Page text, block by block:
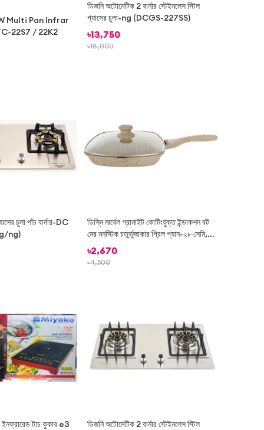
Multi Pan Infrar
22S7 / 22K2
ডিজনি অটোমেটিক 2 বার্নার স্টেইনলেস স্টিল
গ্যাসের চুলা-ng (DCGS-227SS)
৳13,750
৳18,000
চুলা পাঁচ বার্নার-DC
ng)
ডিস্নি মার্বেল গ্রানাইট কোটিংযুক্ত ইন্ডাকশন বট
মের ননস্টিক চতুর্ভুজাকার গ্রিল প্যান-২৮ সেমি,
ঢাকনাসহ, ফ্রি ডেলিভারিসহ
৳2,670
৳4,500
টাচ কুকার e3 ডিজনি অটোমেটিক 2 বার্নার স্টেইনলেস স্টিল